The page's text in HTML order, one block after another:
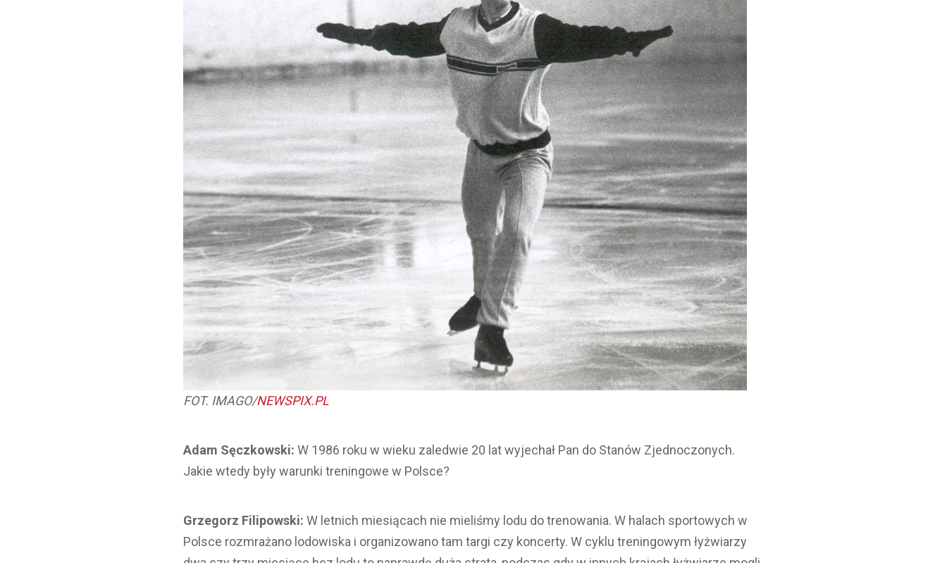
FOT. IMAGO/NEWSPIX.PL
Adam Sęczkowski: W 1986 roku w wieku zaledwie 20 lat wyjechał Pan do Stanów Zjednoczonych.
Jakie wtedy były warunki treningowe w Polsce?
Grzegorz Filipowski: W letnich miesiącach nie mieliśmy lodu do trenowania. W halach sportowych w
Polsce rozmrażano lodowiska i organizowano tam targi czy koncerty. W cyklu treningowym łyżwiarzy